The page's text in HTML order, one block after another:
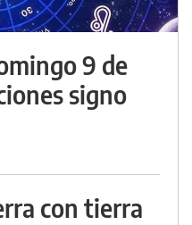
9 de
signo
con tierra